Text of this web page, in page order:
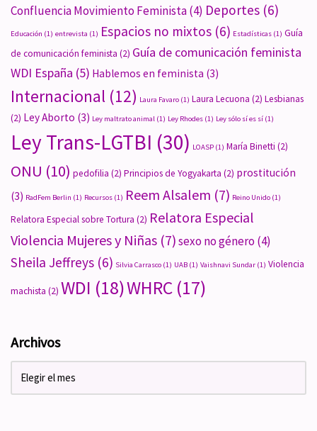
Confluencia Movimiento Feminista(4) Deportes (6)
Educación (1) entrevista (1) Espacios no mixtos (6) Estadísticas (1) Guía
de comunicación feminista (2) Guía de comunicación feminista
WDI España (5) Hablemos en feminista (3)
Internacional (12) Laura Favaro (1) Laura Lecuona (2) Lesbianas
(2) Ley Aborto (3) Ley maltrato animal (1) Ley Rhodes (1) Ley sólo sí es sí (1)
Ley Trans-LGTBI (30) LOASP (1) María Binetti (2)
ONU (10) pedofilia (2) Principios de Yogyakarta (2) prostitución
(3) RadFem Berlin (1) Recursos (1) Reem Alsalem (7) Reino Unido (1)
Relatora Especial sobre Tortura (2) Relatora Especial
Violencia Mujeres y Niñas (7)sexo no género(4)
Sheila Jeffreys (6) Silvia Carrasco (1) UAB (1) Vaishnavi Sundar (1) Violencia
machista (2) WDI (18)WHRC (17)
Archivos